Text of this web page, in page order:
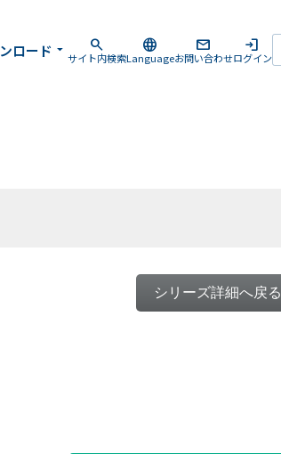
search
サイト内検索
language
Language
mail
お問い合わせ
login
ログイン
ロード arrow_drop_down
シリーズ詳細へ戻る